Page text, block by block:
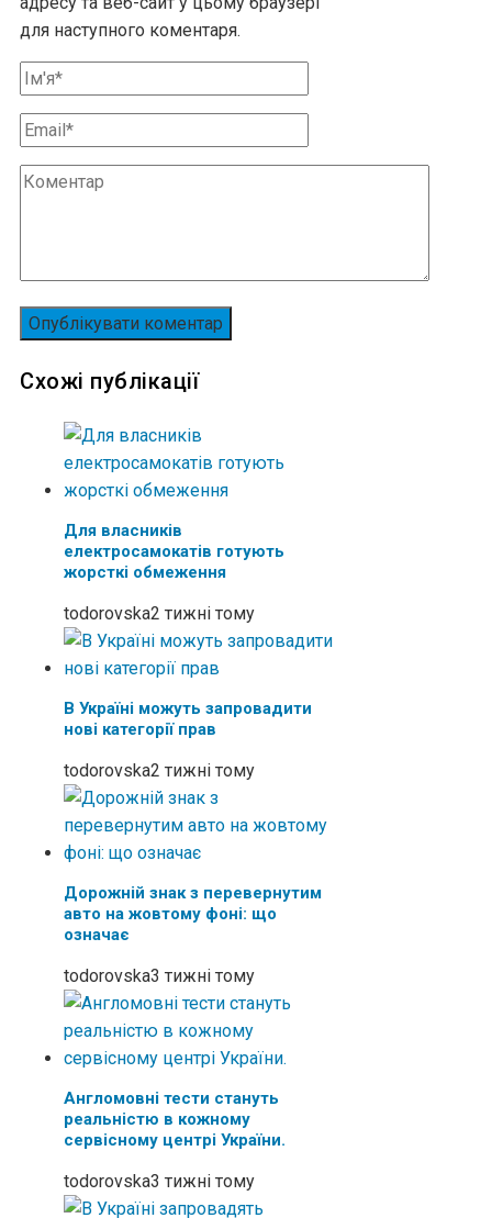
для наступного коментаря.
Схожі публікації
Для власників
електросамокатів готують
жорсткі обмеження
todorovska2 тижні тому
В Україні можуть запровадити
нові категорії прав
todorovska2 тижні тому
Дорожній знак з перевернутим
авто на жовтому фоні: що
означає
todorovska3 тижні тому
Англомовні тести стануть
реальністю в кожному
сервісному центрі України.
todorovska3 тижні тому